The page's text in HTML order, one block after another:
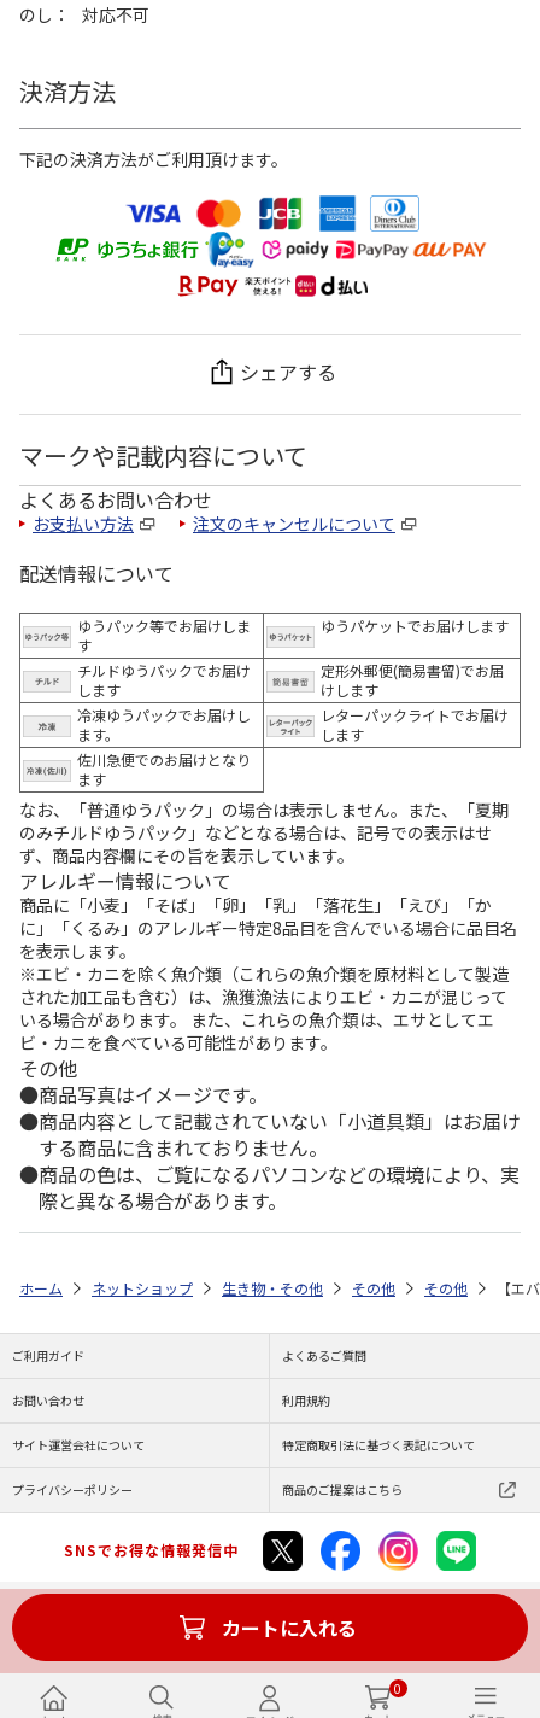
0
のし
対応不可
決済方法
下記の決済方法がご利用頂けます。
シェアする
マークや記載内容について
よくあるお問い合わせ
お支払い方法 注文のキャンセルについて
配送情報について
ゆうパック等でお届けしま
す
ゆうパケットでお届けします
チルドゆうパックでお届け
します
定形外郵便(簡易書留)でお届
けします
冷凍ゆうパックでお届けし
ます。
レターパックライトでお届け
します
佐川急便でのお届けとなり
ます
なお、「普通ゆうパック」の場合は表示しません。また、「夏期
のみチルドゆうパック」などとなる場合は、記号での表示はせ
ず、商品内容欄にその旨を表示しています。
アレルギー情報について
商品に「小麦」「そば」「卵」「乳」「落花生」「えび」「か
に」「くるみ」のアレルギー特定8品目を含んでいる場合に品目名
を表示します。
※エビ・カニを除く魚介類（これらの魚介類を原材料として製造
された加工品も含む）は、漁獲漁法によりエビ・カニが混じって
いる場合があります。 また、これらの魚介類は、エサとしてエ
ビ・カニを食べている可能性があります。
その他
商品写真はイメージです。
商品内容として記載されていない「小道具類」はお届け
する商品に含まれておりません。
商品の色は、ご覧になるパソコンなどの環境により、実
際と異なる場合があります。
カートに入れる
ホーム ネットショップ 生き物・その他 その他 その他 【エ
ご利用ガイド よくあるご質問
お問い合わせ 利用規約
サイト運営会社について 特定商取引法に基づく表記について
プライバシーポリシー 商品のご提案はこちら
SNSでお得な情報発信中